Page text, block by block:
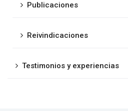
Publicaciones
Reivindicaciones
Testimonios y experiencias